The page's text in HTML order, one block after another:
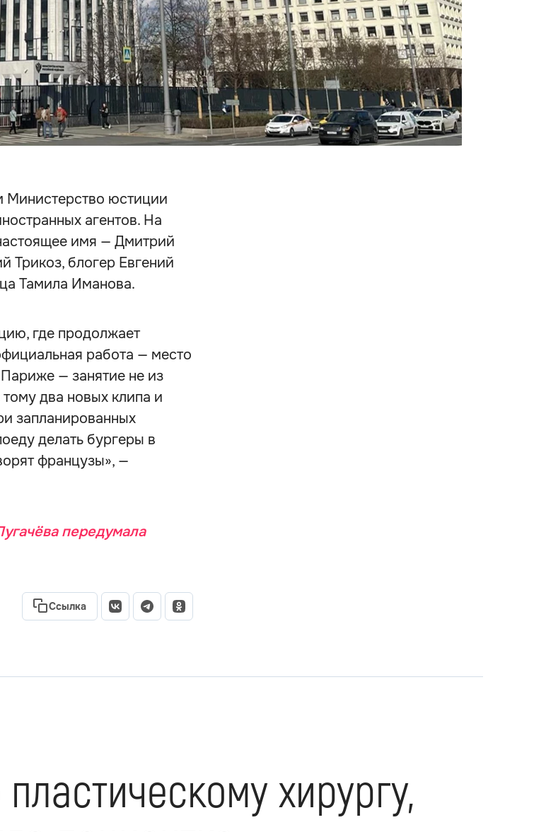
юстиции
агентов. На
имя — Дмитрий
Трикоз, блогер Евгений
Тамила Иманова.
где продолжает
работа — место
— занятие не из
два новых клипа и
запланированных
делать бургеры в
французы», —
передумала
Ссылка
хирургу,